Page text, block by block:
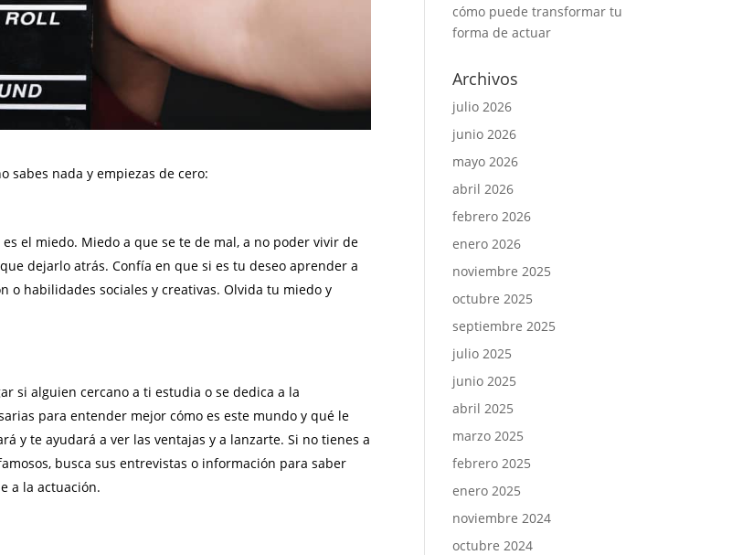
sabes nada y empiezas de cero:
el miedo. Miedo a que se te de mal, a no poder vivir de
dejarlo atrás. Confía en que si es tu deseo aprender a
o habilidades sociales y creativas. Olvida tu miedo y
si alguien cercano a ti estudia o se dedica a la
para entender mejor cómo es este mundo y qué le
y te ayudará a ver las ventajas y a lanzarte. Si no tienes a
busca sus entrevistas o información para saber
a la actuación.
cómo puede transformar tu
forma de actuar
Archivos
julio 2026
junio 2026
mayo 2026
abril 2026
febrero 2026
enero 2026
noviembre 2025
octubre 2025
septiembre 2025
julio 2025
junio 2025
abril 2025
marzo 2025
febrero 2025
enero 2025
noviembre 2024
octubre 2024